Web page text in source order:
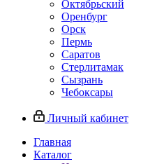
Октябрьский
Оренбург
Орск
Пермь
Саратов
Стерлитамак
Сызрань
Чебоксары
Личный кабинет
Главная
Каталог